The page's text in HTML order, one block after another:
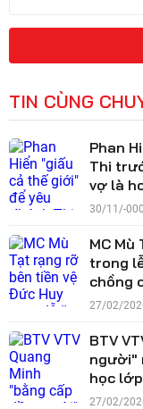
TIN CÙNG
Phan
Thi
vợ là
30/11/-
MC
trong
chồng
27/02/
BTV
người"
học
27/02/